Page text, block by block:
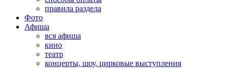
правила раздела
Фото
Афиша
вся афиша
кино
театр
концерты, шоу, цирковые выступления